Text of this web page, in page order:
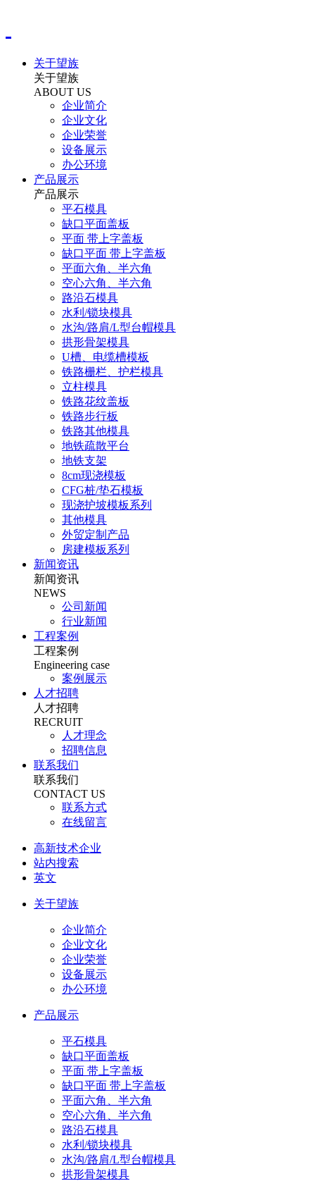
关于望族
关于望族
ABOUT US
企业简介
企业文化
企业荣誉
设备展示
办公环境
产品展示
产品展示
平石模具
缺口平面盖板
平面 带上字盖板
缺口平面 带上字盖板
平面六角、半六角
空心六角、半六角
路沿石模具
水利/锁块模具
水沟/路肩/L型台帽模具
拱形骨架模具
U槽、电缆槽模板
铁路栅栏、护栏模具
立柱模具
铁路花纹盖板
铁路步行板
铁路其他模具
地铁疏散平台
地铁支架
8cm现浇模板
CFG桩/垫石模板
现浇护坡模板系列
其他模具
外贸定制产品
房建模板系列
新闻资讯
新闻资讯
NEWS
公司新闻
行业新闻
工程案例
工程案例
Engineering case
案例展示
人才招聘
人才招聘
RECRUIT
人才理念
招聘信息
联系我们
联系我们
CONTACT US
联系方式
在线留言
高新技术企业
站内搜索
英文
关于望族
企业简介
企业文化
企业荣誉
设备展示
办公环境
产品展示
平石模具
缺口平面盖板
平面 带上字盖板
缺口平面 带上字盖板
平面六角、半六角
空心六角、半六角
路沿石模具
水利/锁块模具
水沟/路肩/L型台帽模具
拱形骨架模具